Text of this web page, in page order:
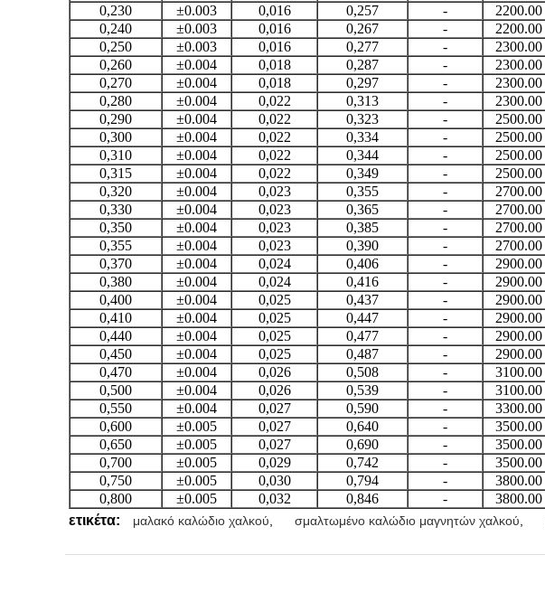
0,230
±0.003 0,016 0,257 - 2200.00
0,240
±0.003 0,016 0,267 - 2200.00
0,250
±0.003 0,016 0,277 - 2300.00
0,260
±0.004 0,018 0,287 - 2300.00
0,270
±0.004 0,018 0,297 - 2300.00
0,280
±0.004 0,022 0,313 - 2300.00
0,290
±0.004 0,022 0,323 - 2500.00
0,300
±0.004 0,022 0,334 - 2500.00
0,310
±0.004 0,022 0,344 - 2500.00
0,315
±0.004 0,022 0,349 - 2500.00
0,320
±0.004 0,023 0,355 - 2700.00
0,330
±0.004 0,023 0,365 - 2700.00
0,350
±0.004 0,023 0,385 - 2700.00
0,355
±0.004 0,023 0,390 - 2700.00
0,370
±0.004 0,024 0,406 - 2900.00
0,380
±0.004 0,024 0,416 - 2900.00
0,400
±0.004 0,025 0,437 - 2900.00
0,410
±0.004 0,025 0,447 - 2900.00
0,440
±0.004 0,025 0,477 - 2900.00
0,450
±0.004 0,025 0,487 - 2900.00
0,470
±0.004 0,026 0,508 - 3100.00
0,500
±0.004 0,026 0,539 - 3100.00
0,550
±0.004 0,027 0,590 - 3300.00
0,600
±0.005 0,027 0,640 - 3500.00
0,650
±0.005 0,027 0,690 - 3500.00
0,700
±0.005 0,029 0,742 - 3500.00
0,750
±0.005 0,030 0,794 - 3800.00
0,800
±0.005 0,032 0,846 - 3800.00
ετικέτα:
μαλακό καλώδιο χαλκού σμαλτωμένο καλώδιο μαγνητών χαλκού